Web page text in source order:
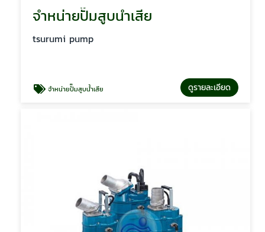
จำหน่ายปั๊มสูบน้ำเสีย
tsurumi pump
จำหน่ายปั๊มสูบน้ำเสีย ดูรายละเอียด